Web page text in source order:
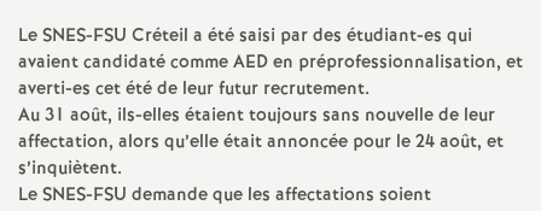
i
o
n
LeSNES-FSU Créteil a été saisi par des étudiant-es qui
avaient candidaté commeAEDen préprofessionnalisation, et
averti-es cet été de leur futur recrutement.
Au 31 août, ils-elles étaient toujours sans nouvelle de leur
affectation, alors qu’elle était annoncée pour le 24 août, et
s’inquiètent.
LeSNES-FSU demande que les affectations soient